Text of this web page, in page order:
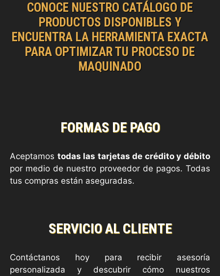
CONOCE NUESTRO CATÁLOGO DE
PRODUCTOS DISPONIBLES Y
ENCUENTRA LA HERRAMIENTA EXACTA
PARA OPTIMIZAR TU PROCESO DE
MAQUINADO
FORMAS DE PAGO
Aceptamos todas las tarjetas de crédito y débito
por medio de nuestro proveedor de pagos. Todas
tus compras están aseguradas.
SERVICIO AL CLIENTE
Contáctanos hoy para recibir asesoría
personalizada y descubrir cómo nuestros